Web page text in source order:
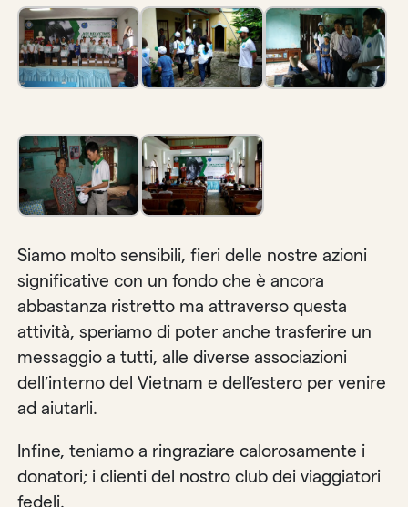
Siamo molto sensibili, fieri delle nostre azioni
significative con un fondo che è ancora
abbastanza ristretto ma attraverso questa
attività, speriamo di poter anche trasferire un
messaggio a tutti, alle diverse associazioni
dell’interno del Vietnam e dell’estero per venire
ad aiutarli.
Infine, teniamo a ringraziare calorosamente i
donatori; i clienti del nostro club dei viaggiatori
fedeli.